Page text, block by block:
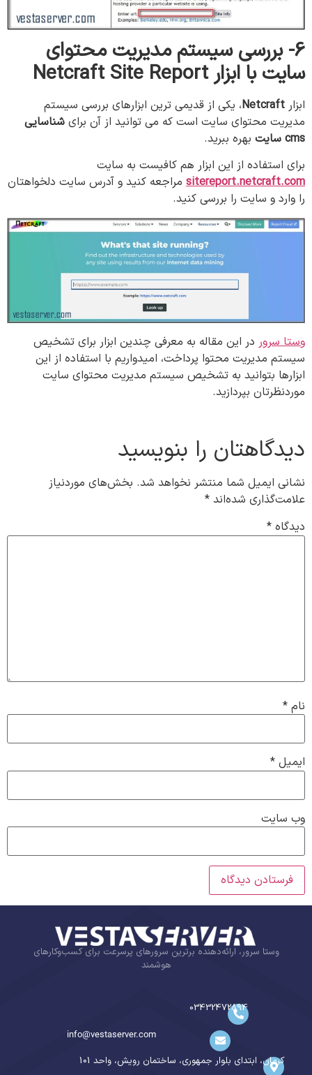
6- بررسی سیستم مدیریت محتوای
سایت با ابزار Netcraft Site Report
ابزار
، یکی از قدیمی ترین ابزارهای بررسی سیستم
مدیریت محتوای سایت است که می توانيد از آن برای شناسایی
cms سایت بهره ببرید.
برای استفاده از این ابزار هم کافیست به سایت
sitereport.netcraft.com مراجعه کنید و آدرس سایت دلخواهتان
را وارد و سایت را بررسی کنید.
وستا سرور در این مقاله به معرفی چندین ابزار برای تشخیص
سیستم مدیریت محتوا پرداخت، امیدواریم با استفاده از این
ابزارها بتوانید به تشخیص سیستم مدیریت محتوای سایت
موردنظرتان بپردازید.
دیدگاهتان را بنویسید
نشانی ایمیل شما منتشر نخواهد شد. بخش‌های موردنیاز
علامت‌گذاری شده‌اند *
دیدگاه *
نام *
ایمیل *
وب‌ سایت
وستا سرور، ارائه‌دهنده برترین سرورهای پرسرعت برای کسب‌وکارهای
هوشمند
03432472894
info@vestaserver.com
کرمان، ابتدای بلوار جمهوری، ساختمان رویش، واحد 101